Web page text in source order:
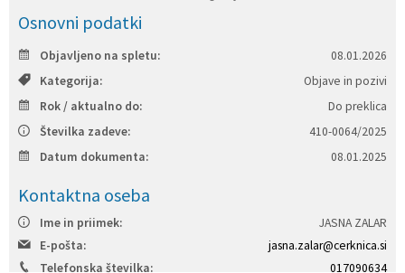
Osnovni podatki
Objavljeno na spletu:
08.01.2026
Kategorija:
Objave in pozivi
Rok / aktualno do:
Do preklica
Številka zadeve:
410-0064/2025
Datum dokumenta:
08.01.2025
Kontaktna oseba
Ime in priimek:
JASNA ZALAR
E-pošta:
jasna.zalar@cerknica.si
Telefonska številka:
017090634
Katalog informacij javnega značaja
Vizitka občine
Predsedniki političnih strank
Služba za okolje in prostor
Služba za stanovanjsko dejavnost
Služba za civilno zaščito
Služba za družbene dejavnosti
Služba za gospodarstvo, turizem in kmetijstvo
Služba za šport
Občinski predpisi
Strategije in koncepti
Proračuni občine